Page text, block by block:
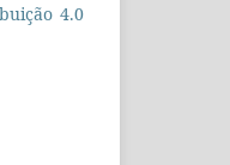
4.0